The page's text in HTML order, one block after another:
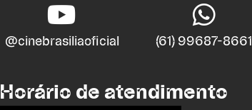
@cinebrasiliaoficial (61) 99687-8661
Horário de atendimento